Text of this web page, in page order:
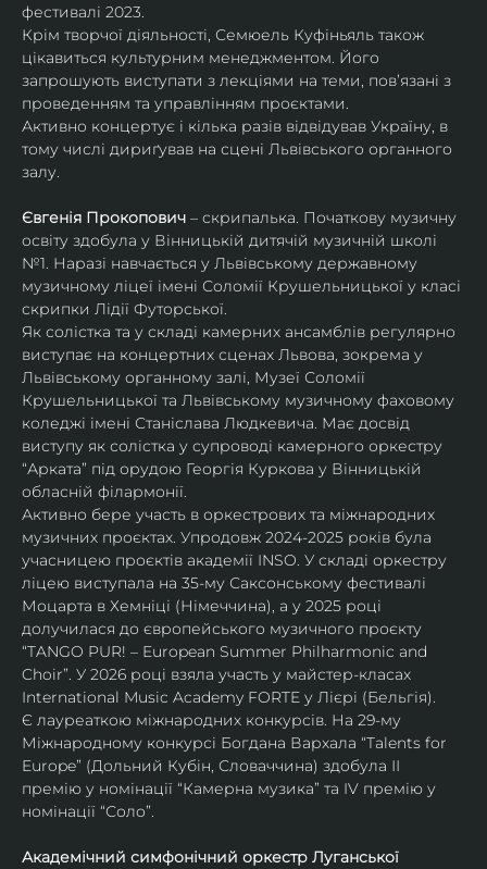
фестивалі 2023.
Крім творчої діяльності, Семюель Куфіньяль також
цікавиться культурним менеджментом. Його
запрошують виступати з лекціями на теми, пов’язані з
проведенням та управлінням проєктами.
Активно концертує і кілька разів відвідував Україну, в
тому числі дириґував на сцені Львівського органного
залу.
Євгенія Прокопович – скрипалька. Початкову музичну
освіту здобула у Вінницькій дитячій музичній школі
№1. Наразі навчається у Львівському державному
музичному ліцеї імені Соломії Крушельницької у класі
скрипки Лідії Футорської.
Як солістка та у складі камерних ансамблів регулярно
виступає на концертних сценах Львова, зокрема у
Львівському органному залі, Музеї Соломії
Крушельницької та Львівському музичному фаховому
коледжі імені Станіслава Людкевича. Має досвід
виступу як солістка у супроводі камерного оркестру
“Арката” під орудою Георгія Куркова у Вінницькій
обласній філармонії.
Активно бере участь в оркестрових та міжнародних
музичних проєктах. Упродовж 2024-2025 років була
учасницею проєктів академії INSO. У складі оркестру
ліцею виступала на 35-му Саксонському фестивалі
Моцарта в Хемніці (Німеччина), а у 2025 році
долучилася до європейського музичного проєкту
“TANGO PUR! – European Summer Philharmonic and
Choir”. У 2026 році взяла участь у майстер-класах
International Music Academy FORTE у Лієрі (Бельгія).
Є лауреаткою міжнародних конкурсів. На 29-му
Міжнародному конкурсі Богдана Вархала “Talents for
Europe” (Дольний Кубін, Словаччина) здобула ІІ
премію у номінації “Камерна музика” та IV премію у
номінації “Соло”.
Академічний симфонічний оркестр Луганської